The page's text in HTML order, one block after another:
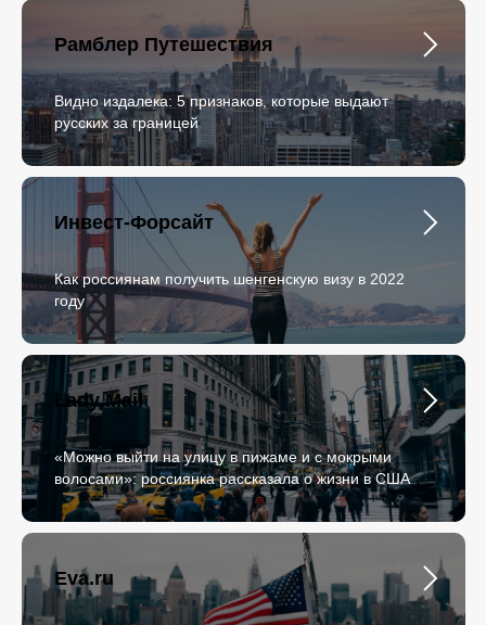
Рамблер Путешествия
Видно издалека: 5 признаков, которые выдают
русских за границей
Инвест-Форсайт
Как россиянам получить шенгенскую визу в 2022
году
Lady Mail
«Можно выйти на улицу в пижаме и с мокрыми
волосами»: россиянка рассказала о жизни в США
Eva.ru